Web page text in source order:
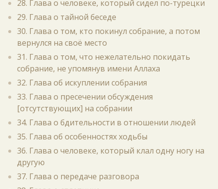
28. Глава о человеке, который сидел по-турецки
29. Глава о тайной беседе
30. Глава о том, кто покинул собрание, а потом
вернулся на своё место
31. Глава о том, что нежелательно покидать
собрание, не упомянув имени Аллаха
32. Глава об искуплении собрания
33. Глава о пресечении обсуждения
[отсутствующих] на собрании
34. Глава о бдительности в отношении людей
35. Глава об особенностях ходьбы
36. Глава о человеке, который клал одну ногу на
другую
37. Глава о передаче разговора